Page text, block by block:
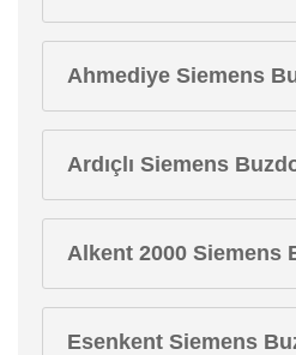
Ahmediye Siemens
Ardıçlı Siemens
Alkent 2000 Siemens
Esenkent Siemens